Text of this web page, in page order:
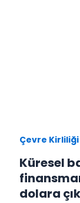
Çevre Kirliliği
Küresel
dolara